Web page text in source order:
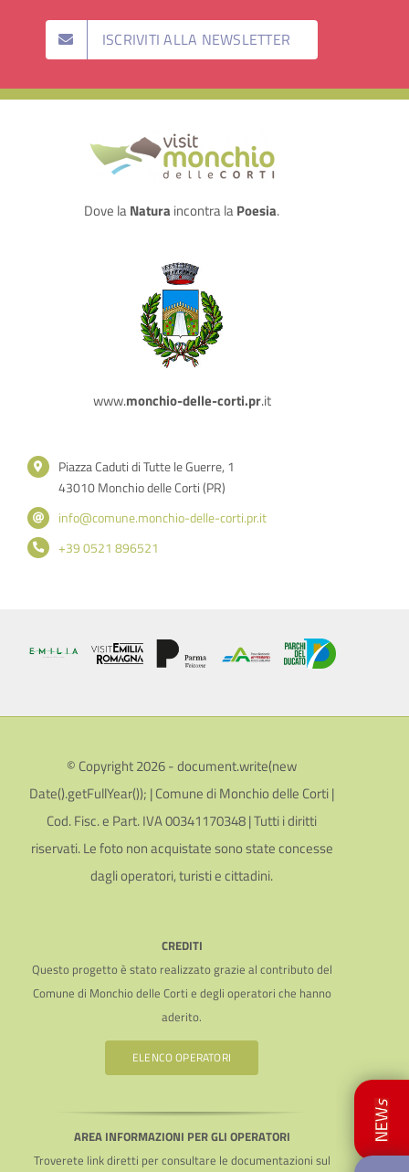
ISCRIVITI ALLA NEWSLETTER
Dove laNatura incontra laPoesia.
www.monchio-delle-corti.pr.it
Piazza Caduti di Tutte le Guerre, 1
43010 Monchio delle Corti (PR)
info@comune.monchio-delle-corti.pr.it
+39 0521 896521
© Copyright 2026 - document.write(new
Date().getFullYear()); | Comune di Monchio delle Corti |
Cod. Fisc. e Part. IVA 00341170348 | Tutti i diritti
riservati. Le foto non acquistate sono state concesse
dagli operatori, turisti e cittadini.
CREDITI
Questo progetto è stato realizzato grazie al contributo del
Comune di Monchio delle Corti e degli operatori che hanno
aderito.
ELENCO OPERATORI
AREA INFORMAZIONI PER GLI OPERATORI
Troverete link diretti per consultare le documentazioni sul